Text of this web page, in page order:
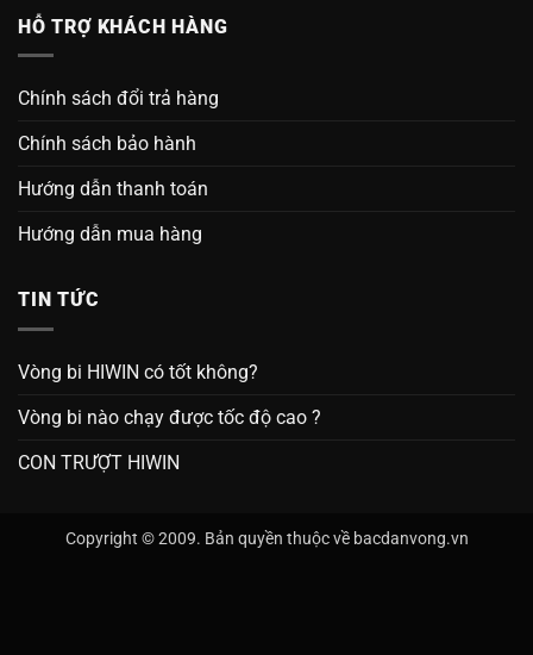
HỖ TRỢ KHÁCH HÀNG
Chính sách đổi trả hàng
Chính sách bảo hành
Hướng dẫn thanh toán
Hướng dẫn mua hàng
TIN TỨC
Vòng bi HIWIN có tốt không?
Vòng bi nào chạy được tốc độ cao ?
CON TRƯỢT HIWIN
Copyright © 2009. Bản quyền thuộc về bacdanvong.vn